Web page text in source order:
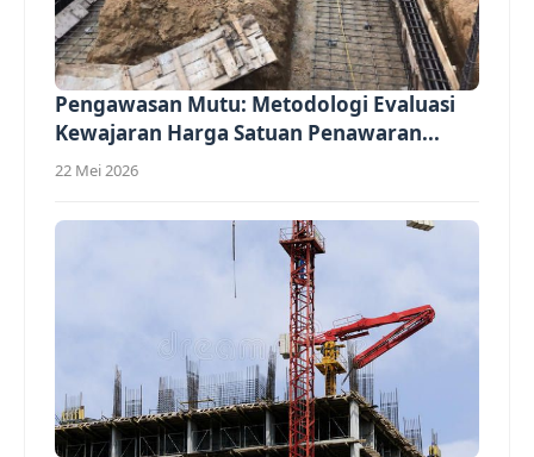
Pengawasan Mutu: Metodologi Evaluasi
Kewajaran Harga Satuan Penawaran...
22 Mei 2026